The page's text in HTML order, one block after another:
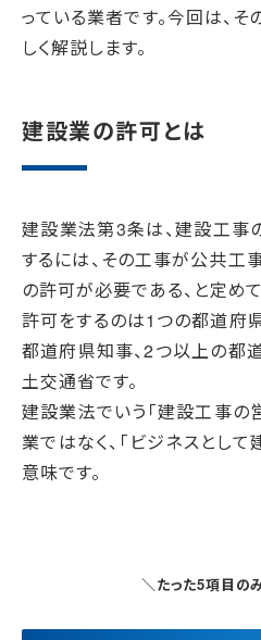
っている業者です。今回は、
しく解説します。
建設業の許可とは
建設業法第3条は、建設工事
するには、その工事が公共
の許可が必要である、と定めて
許可をするのは1つの都道府
都道府県知事、2つ以上の都
土交通省です。
建設業法でいう「建設工事の
業ではなく、「ビジネスとして
意味です。
＼たった5項目の